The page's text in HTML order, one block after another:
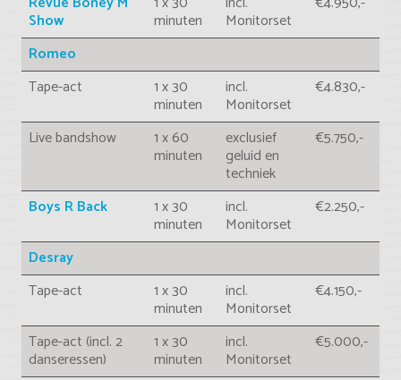
Show minuten Monitorset
Romeo
Tape-act
1 x 30
minuten
incl.
Monitorset
€4.830,-
Live bandshow 1 x 60
minuten
exclusief
geluid en
techniek
€5.750,-
Boys R Back 1 x 30
minuten
incl.
Monitorset
€2.250,-
Desray
Tape-act
1 x 30
minuten
incl.
Monitorset
€4.150,-
Tape-act (incl. 2
danseressen)
1 x 30
minuten
incl.
Monitorset
€5.000,-